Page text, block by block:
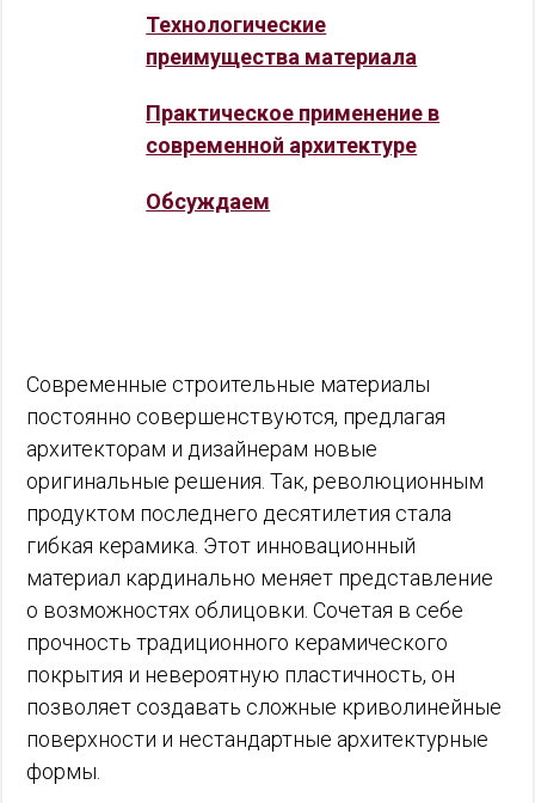
Технологические
преимущества материала
Практическое применение в
современной архитектуре
Обсуждаем
Современные строительные материалы
постоянно совершенствуются, предлагая
архитекторам и дизайнерам новые
оригинальные решения. Так, революционным
продуктом последнего десятилетия стала
гибкая керамика. Этот инновационный
материал кардинально меняет представление
о возможностях облицовки. Сочетая в себе
прочность традиционного керамического
покрытия и невероятную пластичность, он
позволяет создавать сложные криволинейные
поверхности и нестандартные архитектурные
формы.